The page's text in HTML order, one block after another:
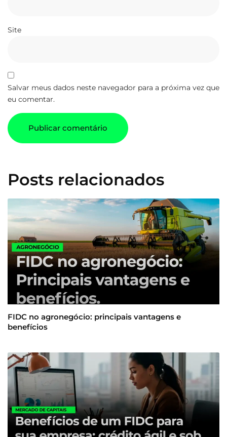
Site
Salvar meus dados neste navegador para a próxima vez que
eu comentar.
Posts relacionados
FIDC no agronegócio: principais vantagens e
benefícios